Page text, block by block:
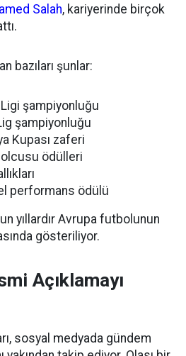
Salah, kariyerinde birçok
bazıları şunlar:
Ligi şampiyonluğu
şampiyonluğu
Kupası zaferi
ödülleri
performans ödülü
yıllardır Avrupa futbolunun
gösteriliyor.
Açıklamayı
sosyal medyada gündem